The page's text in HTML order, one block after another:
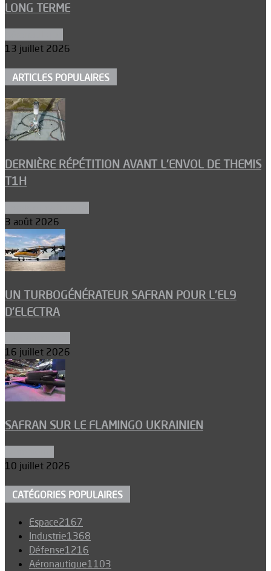
LONG TERME
13 juillet 2026
ARTICLES POPULAIRES
DERNIÈRE RÉPÉTITION AVANT L’ENVOL DE THEMIS
T1H
3 août 2026
UN TURBOGÉNÉRATEUR SAFRAN POUR L’EL9
D’ELECTRA
16 juillet 2026
SAFRAN SUR LE FLAMINGO UKRAINIEN
10 juillet 2026
CATÉGORIES POPULAIRES
Espace2167
Industrie1368
Défense1216
Aéronautique1103